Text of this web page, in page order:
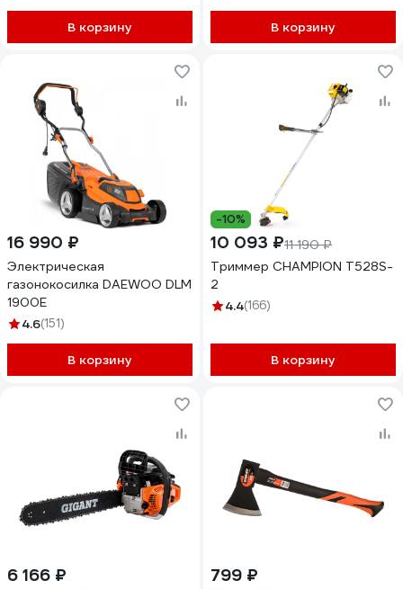
В корзину В корзину
16 990 ₽
Электрическая
газонокосилка DAEWOO DLM
1900E
4.6(151)
В корзину
-10%
10 093 ₽11 190 ₽
Триммер CHAMPION T528S-
2
4.4(166)
В корзину
6 166 ₽ 799 ₽